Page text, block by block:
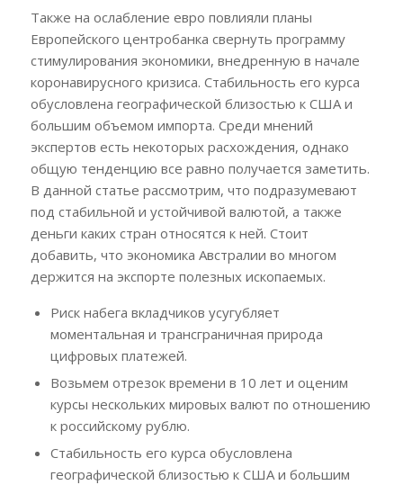
Также на ослабление евро повлияли планы
Европейского центробанка свернуть программу
стимулирования экономики, внедренную в начале
коронавирусного кризиса. Стабильность его курса
обусловлена географической близостью к США и
большим объемом импорта. Среди мнений
экспертов есть некоторых расхождения, однако
общую тенденцию все равно получается заметить.
В данной статье рассмотрим, что подразумевают
под стабильной и устойчивой валютой, а также
деньги каких стран относятся к ней. Стоит
добавить, что экономика Австралии во многом
держится на экспорте полезных ископаемых.
Риск набега вкладчиков усугубляет
моментальная и трансграничная природа
цифровых платежей.
Возьмем отрезок времени в 10 лет и оценим
курсы нескольких мировых валют по отношению
к российскому рублю.
Стабильность его курса обусловлена
географической близостью к США и большим